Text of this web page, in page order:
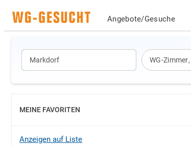
Angebote/Gesuche
WG-Zimmer,
MEINE FAVORITEN
EINBLENDEN
Anzeigen auf Liste